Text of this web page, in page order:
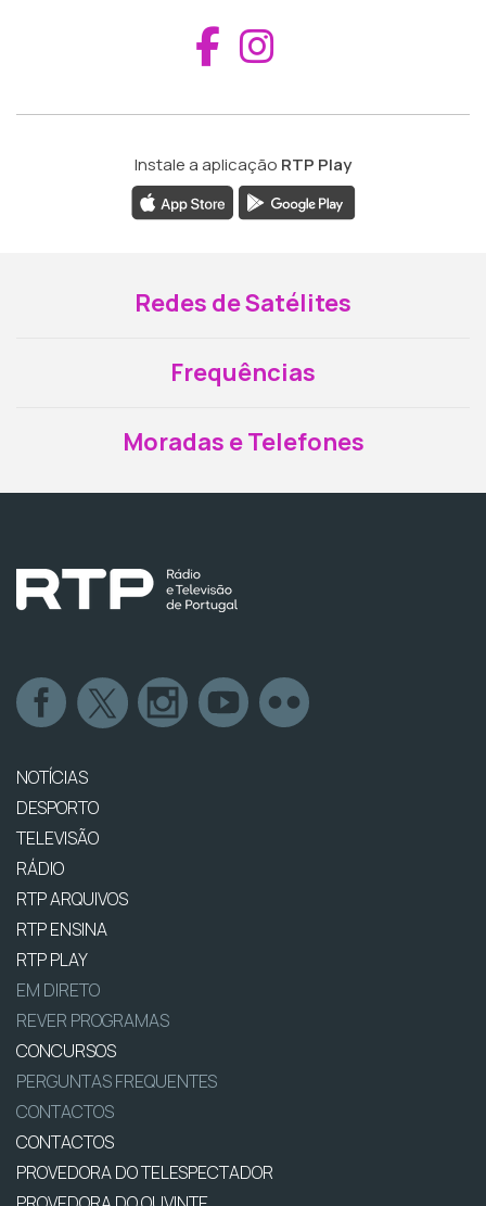
Aceder ao
Instale a aplicação RTP Play
Redes de Satélites
Frequências
Moradas e Telefones
NOTÍCIAS
DESPORTO
TELEVISÃO
RÁDIO
RTP ARQUIVOS
RTP ENSINA
RTP PLAY
EM DIRETO
REVER PROGRAMAS
CONCURSOS
PERGUNTAS FREQUENTES
CONTACTOS
CONTACTOS
PROVEDORA DO TELESPECTADOR